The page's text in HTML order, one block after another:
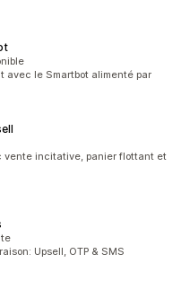
avec le Smartbot alimenté par
vente incitative, panier flottant et
Upsell, OTP & SMS